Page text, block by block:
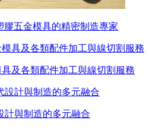
五金模具的精密制造專家
及各類配件加工與線切割服務
計與制造的多元融合